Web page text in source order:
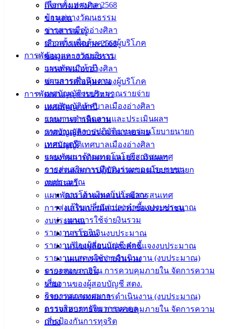
เลือกตั้งเทศบาล 2568
ข้อมูลทางวัฒนธรรม
วารสารเมืองอ่างศิลา
ข่าวสารเพื่อคุ้มครองผู้บริโภค
การพัฒนาและการบริหาร
แผนพัฒนาห้าปี
แผนการดำเนินงาน
เทศบัญญัติงบประมาณรายจ่าย
เทศบัญญัติเทศบาลเมืองอ่างศิลา
รายงานการติดตามและประเมินผลฯ
รายงานผลการปฏิบัติงานตามนโยบายนายก
เทศมนตรี
แผนพัฒนาด้านเทคโนโลยีสารสนเทศ
การส่งเสริมการมีส่วนร่วมของประชาชน
งบประมาณ
การโอนเงินงบประมาณ
แก้ไขเปลี่ยนแปลงคำชี้แจงงบประมาณ
แผนการใช้จ่ายงินรวม
รายงานการเงิน
รายงานของผู้สอบบัญชี สตง.
รายงานแสดงผลการดำเนินงาน (งบประมาณ)
ตรวจสอบภายใน การควบคุมภายใน จัดการความ
เสี่ยง
กิจการสภาเทศบาล
การบริหารทรัพยากรบุคคล
การป้องกันการทุจริต
กิจกรรมอ่างศิลา
ข่าวเด่น
ข่าวสารน่ารู้
เลือกตั้งเทศบาล 2568
ข้อมูลทางวัฒนธรรม
วารสารเมืองอ่างศิลา
ข่าวสารเพื่อคุ้มครองผู้บริโภค
การพัฒนาและการบริหาร
แผนพัฒนาห้าปี
แผนการดำเนินงาน
เทศบัญญัติงบประมาณรายจ่าย
เทศบัญญัติเทศบาลเมืองอ่างศิลา
รายงานการติดตามและประเมินผลฯ
รายงานผลการปฏิบัติงานตามนโยบายนายก
เทศมนตรี
แผนพัฒนาด้านเทคโนโลยีสารสนเทศ
การส่งเสริมการมีส่วนร่วมของประชาชน
งบประมาณ
การโอนเงินงบประมาณ
แก้ไขเปลี่ยนแปลงคำชี้แจงงบประมาณ
แผนการใช้จ่ายงินรวม
รายงานการเงิน
รายงานของผู้สอบบัญชี สตง.
รายงานแสดงผลการดำเนินงาน (งบประมาณ)
ตรวจสอบภายใน การควบคุมภายใน จัดการความ
เสี่ยง
ดาวน์โหลด
แบบ
ฟอร์ม,
เอกสาร
คู่มือ
สำหรับ
ประชาชน/
คู่มือการ
ปฏิบัติ
งาน
ข่าวสาร
น่ารู้
ศุนย์
ข้อมูล
ข่าวสาร
อิเล็กทรอนิกส์
องค์
ความรู้
(Knowledge
Management)
เทศบาล
สายตรง